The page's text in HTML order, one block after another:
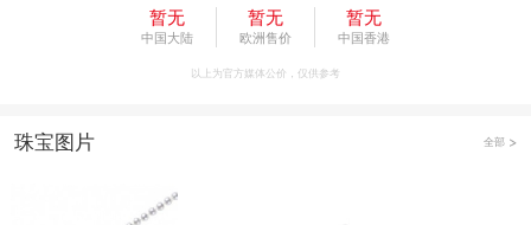
暂无
中国大陆
暂无
欧洲售价
暂无
中国香港
以上为官方媒体公价，仅供参考
珠宝图片 全部